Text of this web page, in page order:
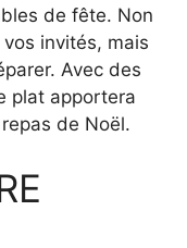
de fête. Non
invités, mais
Avec des
plat apportera
de Noël.